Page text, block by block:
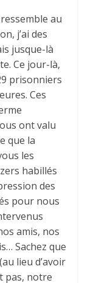
au
j’ai des
jusque-là
Ce jour-là,
prisonniers
Ces
ont valu
que la
les
habillés
des
pour nous
amis, nos
Sachez que
lieu d’avoir
pas, notre